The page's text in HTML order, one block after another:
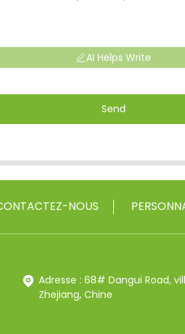
AI Helps Write
Send
NOUS
Adresse : 68# Dangui Road,
Zhejiang, Chine